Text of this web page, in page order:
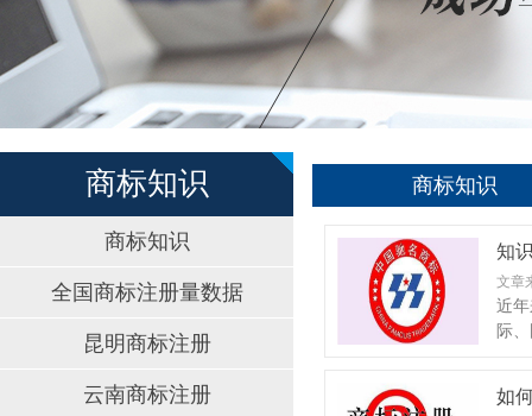
商标知识
商标知识
全国商标注册量数据
昆明商标注册
云南商标注册
商标知识
知
文章
近
际
如